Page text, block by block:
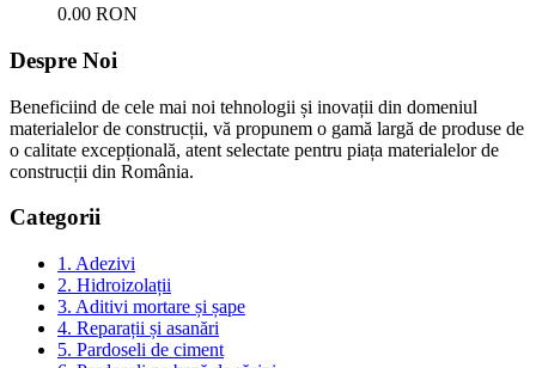
0.00 RON
Despre Noi
Beneficiind de cele mai noi tehnologii și inovații din domeniul
materialelor de construcții, vă propunem o gamă largă de produse de
o calitate excepțională, atent selectate pentru piața materialelor de
construcții din România.
Categorii
1. Adezivi
2. Hidroizolații
3. Aditivi mortare și șape
4. Reparații și asanări
5. Pardoseli de ciment